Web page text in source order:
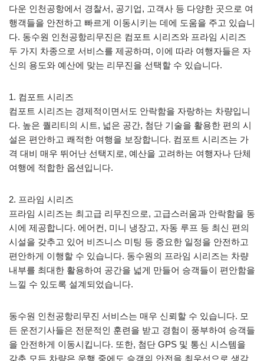
다운 인천공항에서 경찰서, 공기업, 고객사 등 다양한 곳으로 여
행객들을 안전하고 빠르게 이동시키는 데에 도움을 주고 있습니
다. 동수원 인천공항리무진은 컴포트 시리즈와 프라임 시리즈
두 가지 차종으로 서비스를 제공하며, 이에 따라 여행자들은 자
신의 용도와 예산에 맞는 리무진을 선택할 수 있습니다.
1. 컴포트 시리즈
컴포트 시리즈는 경제적이면서도 안락함을 자랑하는 차량입니
다. 높은 퀄리티의 시트, 넓은 공간, 첨단 기술을 활용한 편의 시
설은 편안하고 쾌적한 여행을 보장합니다. 컴포트 시리즈는 가
격 대비 매우 뛰어난 선택지로, 예산을 고려하는 여행자나 단체
여행에 적합한 옵션입니다.
2. 프라임 시리즈
프라임 시리즈는 최고급 리무진으로, 고급스러움과 안락함을 동
시에 제공합니다. 에어컨, 미니 냉장고, 자동 루프 등 최신 편의
시설을 갖추고 있어 비즈니스 미팅 등 중요한 일정을 안전하고
편안하게 이행할 수 있습니다. 동수원의 프라임 시리즈는 차량
내부를 최대한 활용하여 공간을 넓게 만들어 승객들이 편안함을
느낄 수 있도록 설계되었습니다.
동수원 인천공항리무진 서비스는 매우 신뢰할 수 있습니다. 모
든 운전기사들은 전문적인 훈련을 받고 경험이 풍부하여 승객들
을 안전하게 이동시킵니다. 또한, 첨단 GPS 및 통신 시스템을
갖춘 모든 차량은 운행 중에도 승객의 안전을 최우선으로 생각